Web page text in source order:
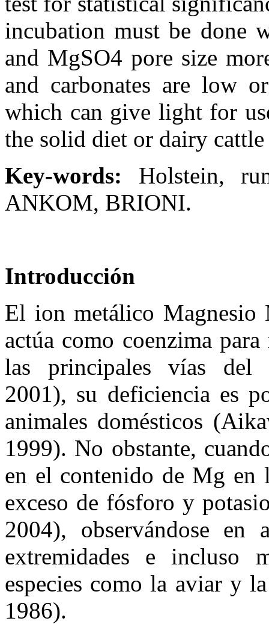
incubation must be done
and MgSO4 pore size
and carbonates are low
which can give light for
the solid diet or dairy
Key-words: Holstein,
ANKOM, BRIONI.
Introducción
El ion metálico Magnesio
actúa como coenzima
las principales vías del
2001), su deficiencia es
animales domésticos
1999). No obstante,
en el contenido de Mg en
exceso de fósforo y
2004), observándose en
extremidades e incluso
especies como la aviar y
1986).